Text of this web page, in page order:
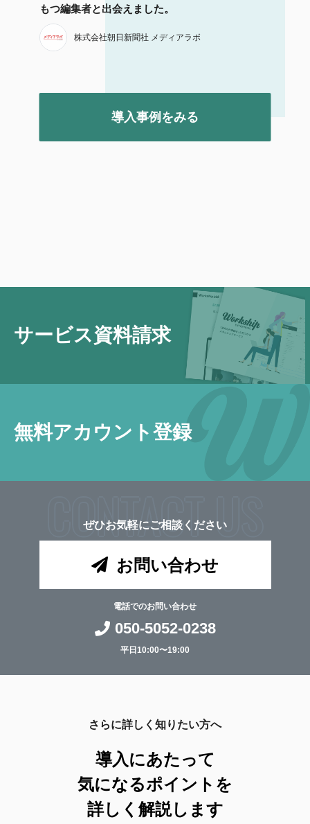
もつ編集者と出会えました。
株式会社朝日新聞社 メディアラボ
導入事例をみる
サービス資料請求
無料アカウント登録
CONTACT US
ぜひお気軽にご相談ください
お問い合わせ
電話でのお問い合わせ
050-5052-0238
平日10:00〜19:00
さらに詳しく知りたい方へ
導入にあたって
気になるポイントを
詳しく解説します